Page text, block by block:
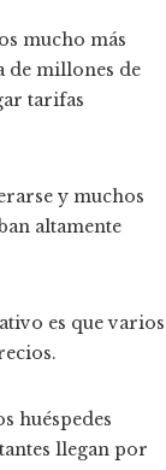
mucho más
de millones de
tarifas
y muchos
altamente
es que varios
huéspedes
llegan por